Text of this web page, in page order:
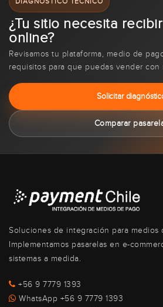
¿Tu sitio necesita
online?
Revisamos tu plataforma, medio de
requisitos para que puedas vender con
Solicitar
Comparar
Soluciones de integración para medios
Implementamos pasarelas en e-
sistemas a medida.
+56 9 7779 1393
WhatsApp +56 9 7779 1393